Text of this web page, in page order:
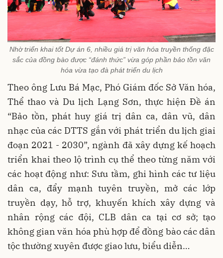
Nhờ triển khai tốt Dự án 6, nhiều giá trị văn hóa truyền thống đặc
sắc của đồng bào được “đánh thức” vừa góp phần bảo tồn văn
hóa vừa tạo đà phát triển du lịch
Theo ông Lưu Bá Mạc, Phó Giám đốc Sở Văn hóa,
Thể thao và Du lịch Lạng Sơn, thực hiện Đề án
“Bảo tồn, phát huy giá trị dân ca, dân vũ, dân
nhạc của các DTTS gắn với phát triển du lịch giai
đoạn 2021 - 2030”, ngành đã xây dựng kế hoạch
triển khai theo lộ trình cụ thể theo từng năm với
các hoạt động như: Sưu tầm, ghi hình các tư liệu
dân ca, đẩy mạnh tuyên truyền, mở các lớp
truyền dạy, hỗ trợ, khuyến khích xây dựng và
nhân rộng các đội, CLB dân ca tại cơ sở; tạo
không gian văn hóa phù hợp để đồng bào các dân
tộc thường xuyên được giao lưu, biểu diễn…